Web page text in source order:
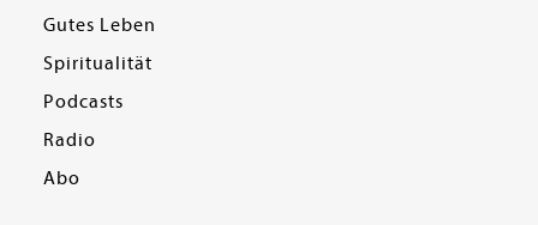
Gutes Leben
Spiritualität
Podcasts
Radio
Abo